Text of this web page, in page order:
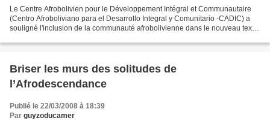
Le Centre Afrobolivien pour le Développement Intégral et Communautaire
(Centro Afroboliviano para el Desarrollo Integral y Comunitario -CADIC) a
souligné l'inclusion de la communauté afrobolivienne dans le nouveau texte
Briser les murs des solitudes de
l’Afrodescendance
Publié le 22/03/2008 à 18:39
Par guyzoducamer